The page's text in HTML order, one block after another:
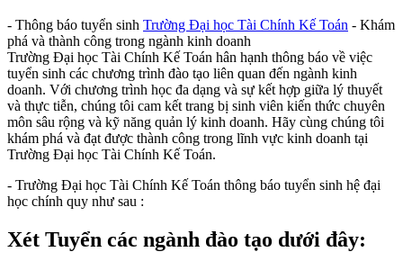
- Thông báo tuyển sinh Trường Đại học Tài Chính Kế Toán - Khám
phá và thành công trong ngành kinh doanh
Trường Đại học Tài Chính Kế Toán hân hạnh thông báo về việc
tuyển sinh các chương trình đào tạo liên quan đến ngành kinh
doanh. Với chương trình học đa dạng và sự kết hợp giữa lý thuyết
và thực tiễn, chúng tôi cam kết trang bị sinh viên kiến thức chuyên
môn sâu rộng và kỹ năng quản lý kinh doanh. Hãy cùng chúng tôi
khám phá và đạt được thành công trong lĩnh vực kinh doanh tại
Trường Đại học Tài Chính Kế Toán.
- Trường Đại học Tài Chính Kế Toán thông báo tuyển sinh hệ đại
học chính quy như sau :
Xét Tuyển các ngành đào tạo dưới đây: